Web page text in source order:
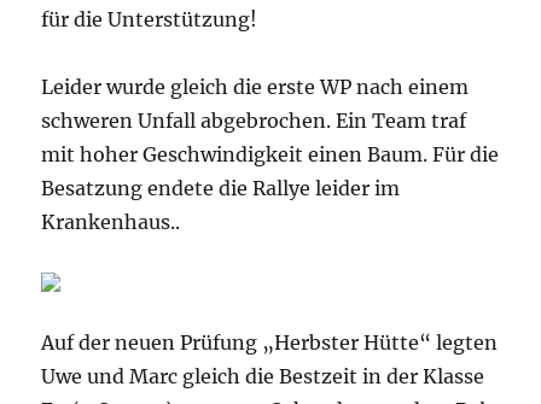
für die Unterstützung!
Leider wurde gleich die erste WP nach einem
schweren Unfall abgebrochen. Ein Team traf
mit hoher Geschwindigkeit einen Baum. Für die
Besatzung endete die Rallye leider im
Krankenhaus..
Auf der neuen Prüfung „Herbster Hütte“ legten
Uwe und Marc gleich die Bestzeit in der Klasse